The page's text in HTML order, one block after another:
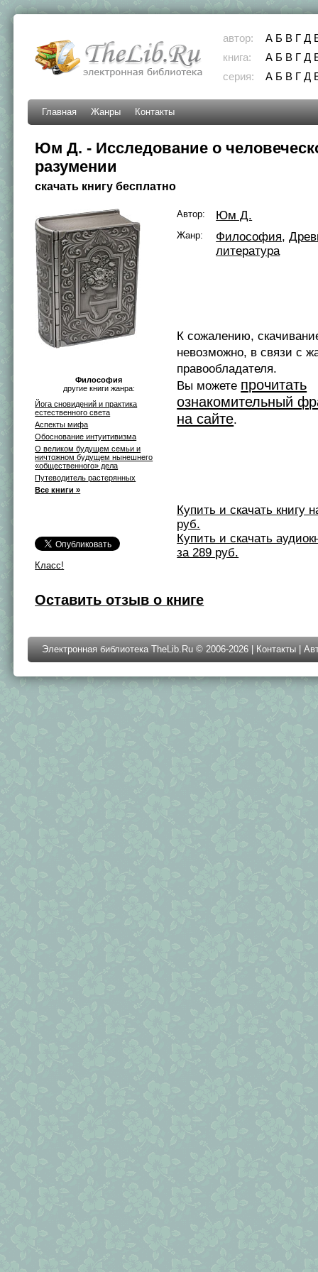
автор: А Б В Г Д
книга:
А Б В Г Д
серия:
А Б В Г Д
Главная Жанры Контакты
Юм Д. - Исследование о
разумении
скачать книгу бесплатно
Философия
другие книги жанра:
Йога сновидений и практика
естественного света
Аспекты мифа
Обоснование интуитивизма
О великом будущем семьи и
ничтожном будущем нынешнего
«общественного» дела
Путеводитель растерянных
Все книги »
Класс!
Автор: Юм Д.
Жанр: Философия,
литература
К сожалению,
невозможно, в связи с
правообладателя.
Вы можете прочитать
ознакомительный
на сайте.
Купить и скачать книгу
руб.
Купить и скачать
за 289 руб.
Оставить отзыв о книге
Электронная библиотека TheLib.Ru © 2006-2026 | Контакты |